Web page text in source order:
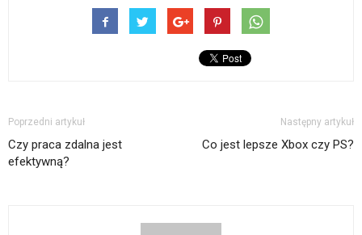
Poprzedni artykuł
Czy praca zdalna jest
efektywną?
Następny artykuł
Co jest lepsze Xbox czy PS?